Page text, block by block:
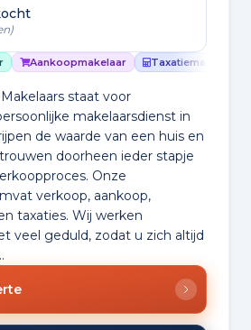
Aankoopmakelaar Taxatiemakelaar
staat voor
makelaarsdienst in
de waarde van een huis en
doorheen ieder stapje
Onze
verkoop, aankoop,
taxaties. Wij werken
veel geduld, zodat u zich altijd